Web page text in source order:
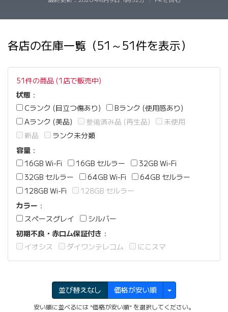
各店の在庫一覧（51～51件を表示）
51件の商品 (1店で販売中)
状態 ：
Cランク (目立つ傷あり)
Bランク (使用感あり)
Aランク (美品)
整備済み品 (再生品)
未使用
新品
ランク未分類
容量 ：
16GB Wi-Fi
16GB セルラー
32GB Wi-Fi
32GB セルラー
64GB Wi-Fi
64GB セルラー
128GB Wi-Fi
128GB セルラー
カラー ：
スペースグレイ
シルバー
初期不良・赤ロム保証付き ：
イオシス
ダイワンテレコム にこスマ
並び替えなし 価格が安い順
安い順に並べるには "価格が安い順" を選択してください。